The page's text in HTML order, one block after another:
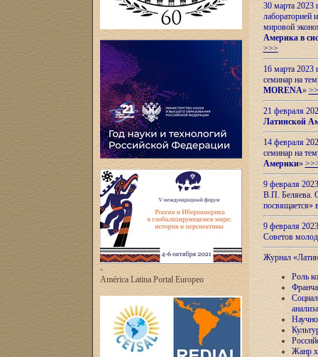
-
América Latina Portal Europeo
30 марта 2023
лабораторией
мировой
Америка в
>>>
16 марта 2023
семинар на
MORENA»
21 февраля
Латинской
14 февраля
семинар на
Америки»
9 февраля
В.П. Беляева.
посвящается»
9 февраля
Советов
Журнал
Роль
анализа
Жанр